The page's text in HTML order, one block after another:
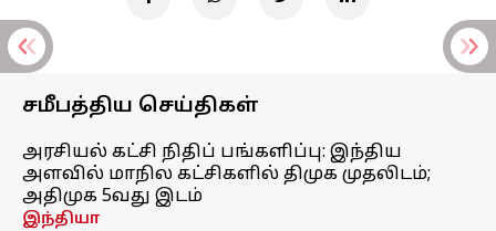
சமீபத்திய செய்திகள்
அரசியல் கட்சி நிதிப் பங்களிப்பு: இந்திய
அளவில் மாநில கட்சிகளில் திமுக முதலிடம்;
அதிமுக 5வது இடம்
இந்தியா